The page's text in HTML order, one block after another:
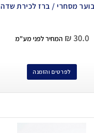
מסחרי / ברז לכירת שדה 01
₪ 30.0 המחיר לפני מע"מ
לפרטים והזמנה